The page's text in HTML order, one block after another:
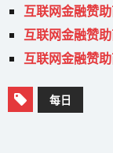
互联网金融赞
互联网金融赞
互联网金融赞
每日